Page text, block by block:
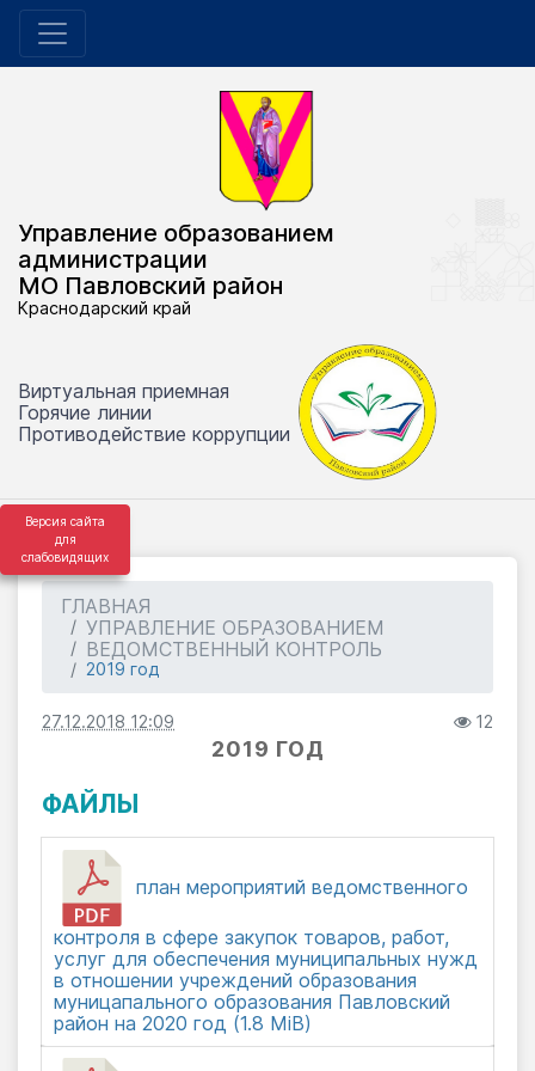
Версия сайта
для
слабовидящих
Управление образованием
администрации
МО Павловский район
Краснодарский край
Виртуальная приемная
Горячие линии
Противодействие коррупции
ГЛАВНАЯ
УПРАВЛЕНИЕ ОБРАЗОВАНИЕМ
ВЕДОМСТВЕННЫЙ КОНТРОЛЬ
2019 год
27.12.2018 12:09 12
2019 ГОД
ФАЙЛЫ
план мероприятий ведомственного
контроля в сфере закупок товаров, работ,
услуг для обеспечения муниципальных нужд
в отношении учреждений образования
муницапального образования Павловский
район на 2020 год (1.8 MiB)